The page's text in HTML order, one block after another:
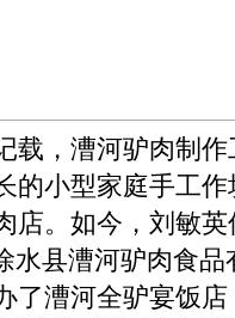
，漕河驴肉制作
的小型家庭手工
店。如今，刘敏
水县漕河驴肉食
了漕河全驴宴饭